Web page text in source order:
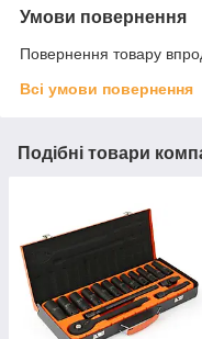
Умови повернення
Повернення товару
Всі умови повернення
Подібні товари